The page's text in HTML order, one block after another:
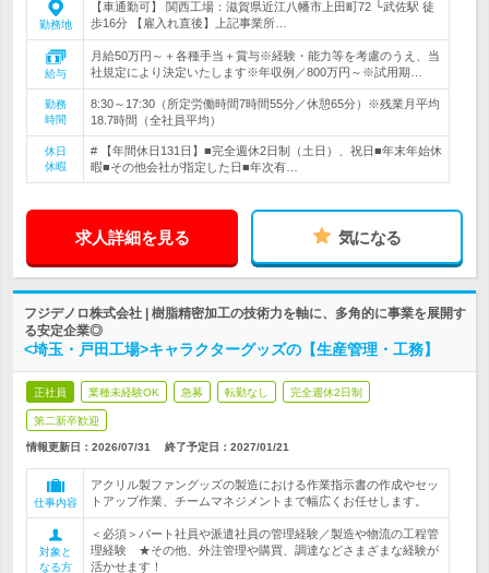
勤務地
【車通勤可】 関西工場：滋賀県近江八幡市上田町72 └武佐駅 徒
歩16分 【雇入れ直後】上記事業所…
給与
月給50万円～＋各種手当＋賞与※経験・能力等を考慮のうえ、当
社規定により決定いたします※年収例／800万円～※試用期…
勤務
時間
8:30～17:30（所定労働時間7時間55分／休憩65分）※残業月平均
18.7時間（全社員平均）
休日
休暇
# 【年間休日131日】■完全週休2日制（土日）、祝日■年末年始休
暇■その他会社が指定した日■年次有…
求人詳細を見る 気になる
フジデノロ株式会社 | 樹脂精密加工の技術力を軸に、多角的に事業を展開す
る安定企業◎
<埼玉・戸田工場>キャラクターグッズの【生産管理・工務】
正社員 業種未経験OK 急募 転勤なし 完全週休2日制
第二新卒歓迎
情報更新日：2026/07/31 終了予定日： 2027/01/21
仕事内容
アクリル製ファングッズの製造における作業指示書の作成やセッ
トアップ作業、チームマネジメントまで幅広くお任せします。
対象と
なる方
＜必須＞パート社員や派遣社員の管理経験／製造や物流の工程管
理経験 ★その他、外注管理や購買、調達などさまざまな経験が
活かせます！